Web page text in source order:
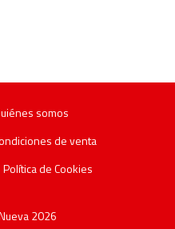
somos
de venta
Política de Cookies
2026